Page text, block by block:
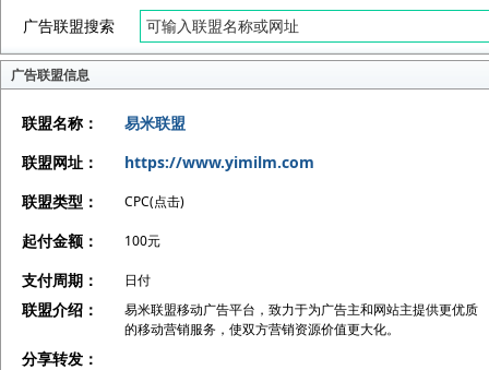
广告联盟搜索
广告联盟信息
联盟名称：
易米联盟
联盟网址：
https://www.yimilm.com
联盟类型：
CPC(点击)
起付金额： 100元
支付周期： 日付
联盟介绍：
易米联盟移动广告平台，致力于为广告主和网站主提供更优质
的移动营销服务，使双方营销资源价值更大化。
分享转发：